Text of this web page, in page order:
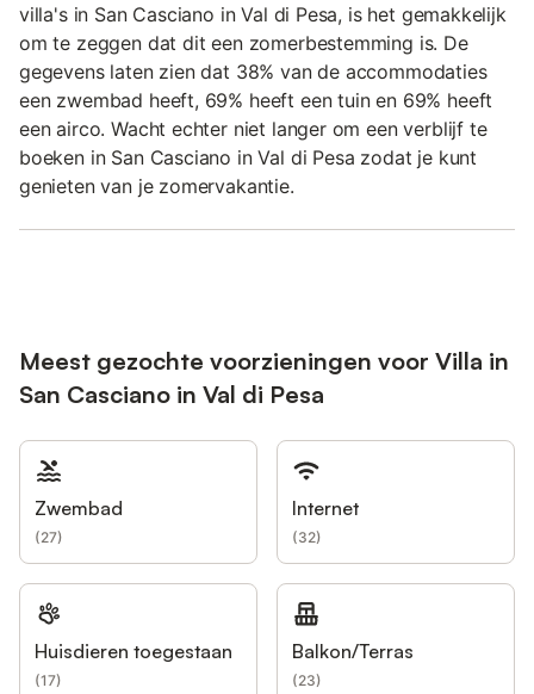
villa's in San Casciano in Val di Pesa, is het gemakkelijk
om te zeggen dat dit een zomerbestemming is. De
gegevens laten zien dat 38% van de accommodaties
een zwembad heeft, 69% heeft een tuin en 69% heeft
een airco. Wacht echter niet langer om een verblijf te
boeken in San Casciano in Val di Pesa zodat je kunt
genieten van je zomervakantie.
Meest gezochte voorzieningen voor Villa in
San Casciano in Val di Pesa
Zwembad
(27)
Internet
(32)
Huisdieren toegestaan
(17)
Balkon/Terras
(23)